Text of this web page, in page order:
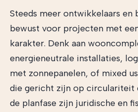
Steeds meer ontwikkelaars en
bewust voor projecten met
karakter. Denk aan
energieneutrale installaties,
met zonnepanelen, of mixed
die gericht zijn op circulariteit
de planfase zijn juridische en